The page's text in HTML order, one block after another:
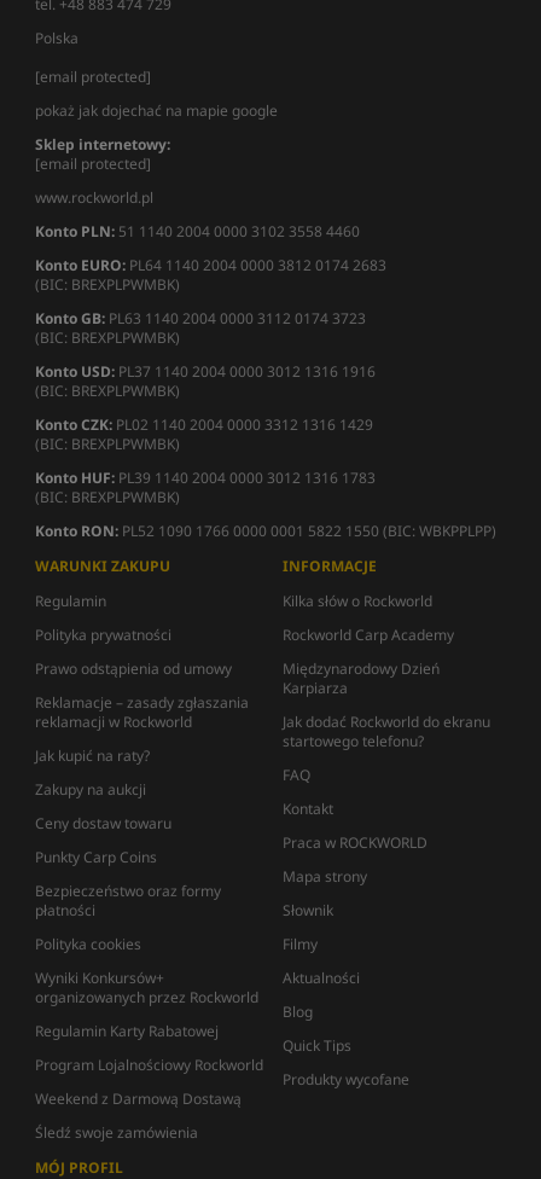
Polska
[email protected]
pokaż jak dojechać na mapie google
Sklep internetowy:
[email protected]
www.rockworld.pl
Konto PLN: 51 1140 2004 0000 3102 3558 4460
Konto EURO: PL64 1140 2004 0000 3812 0174 2683
(BIC: BREXPLPWMBK)
Konto GB: PL63 1140 2004 0000 3112 0174 3723
(BIC: BREXPLPWMBK)
Konto USD: PL37 1140 2004 0000 3012 1316 1916
(BIC: BREXPLPWMBK)
Konto CZK: PL02 1140 2004 0000 3312 1316 1429
(BIC: BREXPLPWMBK)
Konto HUF: PL39 1140 2004 0000 3012 1316 1783
(BIC: BREXPLPWMBK)
Konto RON: PL52 1090 1766 0000 0001 5822 1550 (BIC: WBKPPLPP)
WARUNKI ZAKUPU
Regulamin
Polityka prywatności
Prawo odstąpienia od umowy
Reklamacje – zasady zgłaszania
reklamacji w Rockworld
Jak kupić na raty?
Zakupy na aukcji
Ceny dostaw towaru
Punkty Carp Coins
Bezpieczeństwo oraz formy
płatności
Polityka cookies
Wyniki Konkursów+
organizowanych przez Rockworld
Regulamin Karty Rabatowej
Program Lojalnościowy Rockworld
Weekend z Darmową Dostawą
Śledź swoje zamówienia
INFORMACJE
Kilka słów o Rockworld
Rockworld Carp Academy
Międzynarodowy Dzień
Karpiarza
Jak dodać Rockworld do ekranu
startowego telefonu?
FAQ
Kontakt
Praca w ROCKWORLD
Mapa strony
Słownik
Filmy
Aktualności
Blog
Quick Tips
Produkty wycofane
MÓJ PROFIL